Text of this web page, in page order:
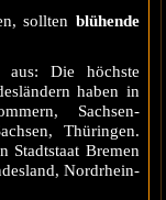
sollten blühende
Die höchste
haben in
Sachsen-
Thüringen.
Stadtstaat Bremen
Nordrhein-